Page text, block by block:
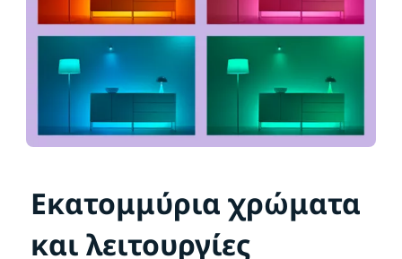
Εκατομμύρια χρώματα
και λειτουργίες